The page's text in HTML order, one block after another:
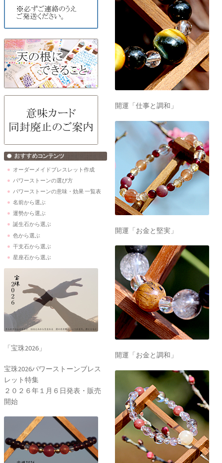
オーダーメイドブレスレット作成
パワーストーンの選び方
パワーストーンの意味・効果 一覧表
名前から選ぶ
運勢から選ぶ
誕生石から選ぶ
色から選ぶ
干支石から選ぶ
星座石から選ぶ
「宝珠2026」
宝珠2026パワーストーンブレス
レット特集
２０２６年１月６日発表・販売
開始
開運「仕事と調和」
開運「お金と堅実」
開運「お金と調和」